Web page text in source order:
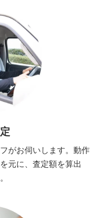
がお伺いします。動作
元に、査定額を算出